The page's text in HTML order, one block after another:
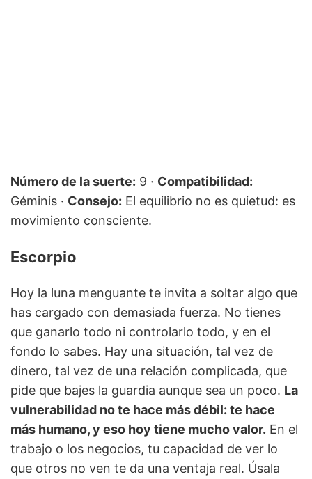
Número de la suerte: 9 · Compatibilidad:
Géminis · Consejo: El equilibrio no es quietud: es
movimiento consciente.
Escorpio
Hoy la luna menguante te invita a soltar algo que
has cargado con demasiada fuerza. No tienes
que ganarlo todo ni controlarlo todo, y en el
fondo lo sabes. Hay una situación, tal vez de
dinero, tal vez de una relación complicada, que
pide que bajes la guardia aunque sea un poco. La
vulnerabilidad no te hace más débil: te hace
más humano, y eso hoy tiene mucho valor. En el
trabajo o los negocios, tu capacidad de ver lo
que otros no ven te da una ventaja real. Úsala